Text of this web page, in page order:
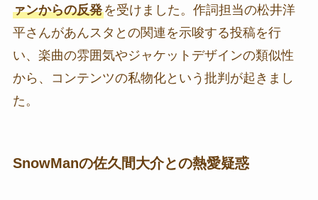
ァンからの反発を受けました。作詞担当の松井洋
平さんがあんスタとの関連を示唆する投稿を行
い、楽曲の雰囲気やジャケットデザインの類似性
から、コンテンツの私物化という批判が起きまし
た。
SnowManの佐久間大介との熱愛疑惑